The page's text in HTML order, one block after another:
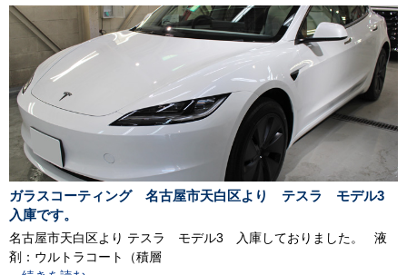
ガラスコーティング 名古屋市天白区より テスラ モデル3
入庫です。
名古屋市天白区より テスラ モデル3 入庫しておりました。 液
剤：ウルトラコート（積層